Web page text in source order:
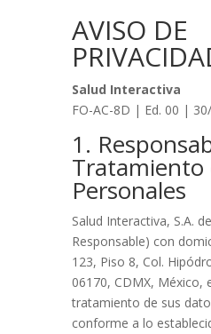
AVISO DE
Salud Interactiva
FO-AC-8D | Ed. 00 |
1.
Tratamiento
Personales
Salud Interactiva, S.A.
Responsable) con
123, Piso 8, Col.
06170, CDMX, México,
tratamiento de sus
conforme a lo